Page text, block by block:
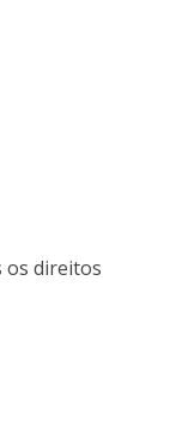
os direitos